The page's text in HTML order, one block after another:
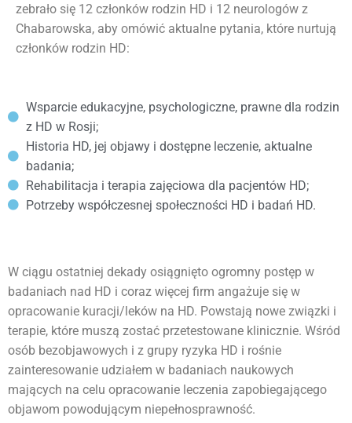
zebrało się 12 członków rodzin HD i 12 neurologów z
Chabarowska, aby omówić aktualne pytania, które nurtują
członków rodzin HD:
Wsparcie edukacyjne, psychologiczne, prawne dla rodzin
z HD w Rosji;
Historia HD, jej objawy i dostępne leczenie, aktualne
badania;
Rehabilitacja i terapia zajęciowa dla pacjentów HD;
Potrzeby współczesnej społeczności HD i badań HD.
W ciągu ostatniej dekady osiągnięto ogromny postęp w
badaniach nad HD i coraz więcej firm angażuje się w
opracowanie kuracji/leków na HD. Powstają nowe związki i
terapie, które muszą zostać przetestowane klinicznie. Wśród
osób bezobjawowych i z grupy ryzyka HD i rośnie
zainteresowanie udziałem w badaniach naukowych
mających na celu opracowanie leczenia zapobiegającego
objawom powodującym niepełnosprawność.